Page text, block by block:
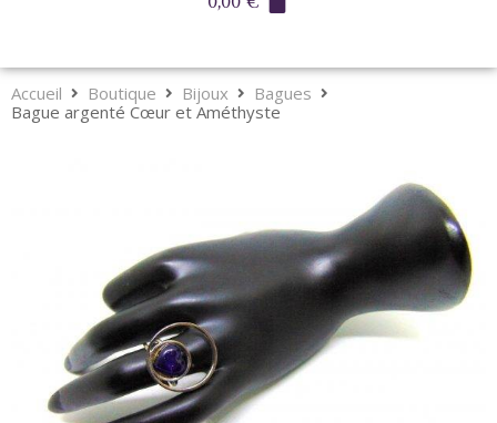
Accueil Boutique Bijoux
Bagues
Bague argenté Cœur et Améthyste